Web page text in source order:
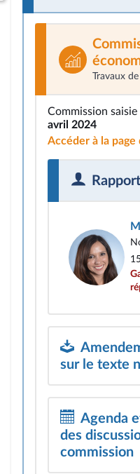
Travaux
Commission
avril 2024
Accéder à la page
sur le texte
Agenda
des
commission